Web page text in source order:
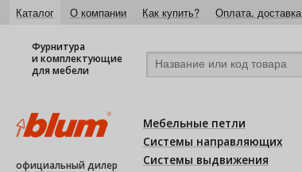
Каталог О компании Как купить? Оплата, доставка
Фурнитура
и комплектующие
для мебели
официальный дилер
Мебельные петли
Системы направляющих
Системы выдвижения